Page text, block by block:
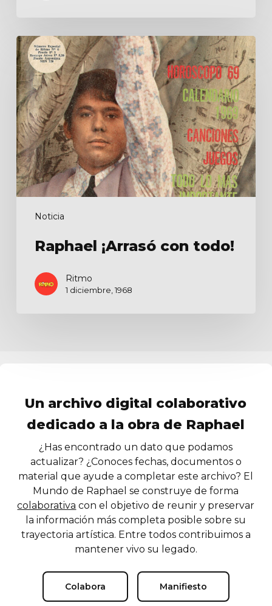
Noticia
Raphael
¡Arrasó
con
todo!
Raphael ¡Arrasó con todo!
Ritmo
1 diciembre, 1968
Un archivo digital colaborativo
dedicado a la obra de Raphael
¿Has encontrado un dato que podamos
actualizar? ¿Conoces fechas, documentos o
material que ayude a completar este archivo? El
Mundo de Raphael se construye de forma
colaborativa con el objetivo de reunir y preservar
la información más completa posible sobre su
trayectoria artística. Entre todos contribuimos a
mantener vivo su legado.
Colabora Manifiesto